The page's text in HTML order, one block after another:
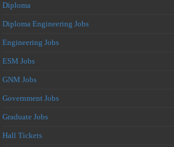
Diploma
Diploma Engineering Jobs
Engineering Jobs
ESM Jobs
GNM Jobs
Government Jobs
Graduate Jobs
Hall Tickets